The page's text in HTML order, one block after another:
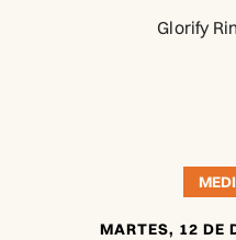
Glorify
MARTES, 12 DE